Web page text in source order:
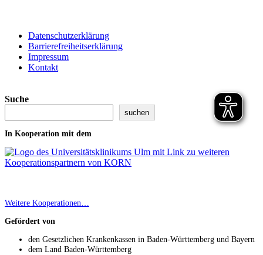
Datenschutzerklärung
Barrierefreiheitserklärung
Impressum
Kontakt
Suche
suchen
In Kooperation mit dem
Weitere Kooperationen…
Gefördert von
den Gesetzlichen Krankenkassen in Baden-Württemberg und Bayern
dem Land Baden-Württemberg